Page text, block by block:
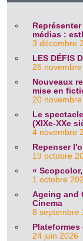
médias :
3 décembre
LES DÉFIS
26
Nouveaux
mise en
20
Le
(XIXe-XXe
4 novembre
Repenser
19 octobre
«
1 octobre
Ageing and
Cinema
8 septembre
24 juin 2026